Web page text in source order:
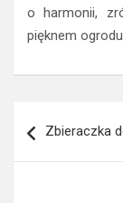
o harmonii,
pięknem
wpisu
Zbieraczka